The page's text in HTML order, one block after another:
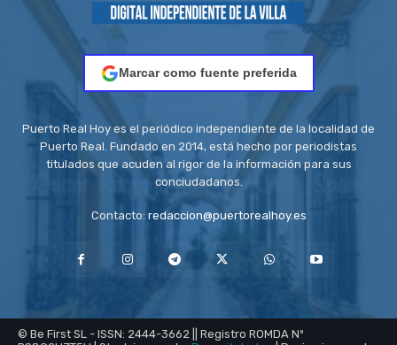
Marcar como fuente preferida
Puerto Real Hoy es el periódico independiente de la localidad de
Puerto Real. Fundado en 2014, está hecho por periodistas
titulados que acuden al rigor de la información para sus
conciudadanos.
Contacto: redaccion@puertorealhoy.es
© Be First SL - ISSN: 2444-3662 || Registro ROMDA Nº